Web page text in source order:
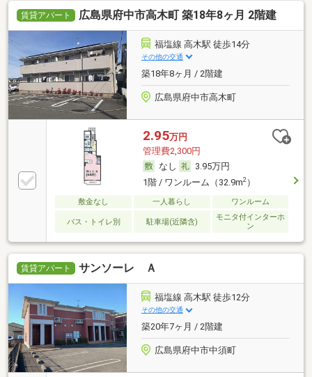
賃貸アパート 広島県府中市高木町 築18年8ヶ月 2階建
福塩線 高木駅 徒歩14分
その他の交通
築18年8ヶ月 / 2階建
広島県府中市高木町
2.95万円
管理費2,300円
なし
3.95万円
1階 / ワンルーム（32.9m2）
敷金なし 一人暮らし ワンルーム
バス・トイレ別 駐車場(近隣含)
モニタ付インターホ
ン
賃貸アパート サンソーレ Ａ
福塩線 高木駅 徒歩12分
その他の交通
築20年7ヶ月 / 2階建
広島県府中市中須町